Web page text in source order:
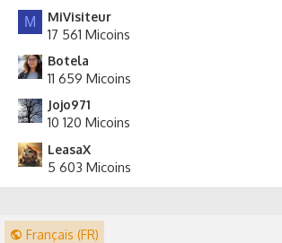
M MiVisiteur
17 561 Micoins
Botela
11 659 Micoins
Jojo971
10 120 Micoins
LeasaX
5 603 Micoins
Français (FR)